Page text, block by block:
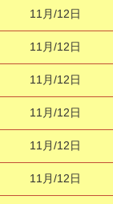
11月/12日
11月/12日
11月/12日
11月/12日
11月/12日
11月/12日